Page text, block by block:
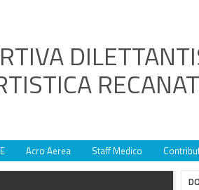
Acro Aerea Staff Medico